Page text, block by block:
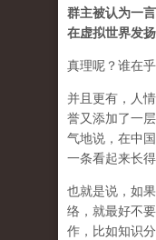
群主被认为一
在虚拟世界发扬
真理呢？谁在乎
并且更有，人
誉又添加了一
气地说，在中
一条看起来长
也就是说，如
络，就最好不
作，比如知识